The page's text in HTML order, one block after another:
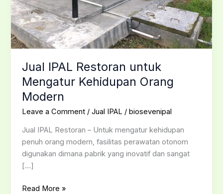
Jual IPAL Restoran untuk
Mengatur Kehidupan Orang
Modern
Leave a Comment /Jual IPAL /biosevenipal
Jual IPAL Restoran – Untuk mengatur kehidupan
penuh orang modern, fasilitas perawatan otonom
digunakan dimana pabrik yang inovatif dan sangat
[…]
Read More »